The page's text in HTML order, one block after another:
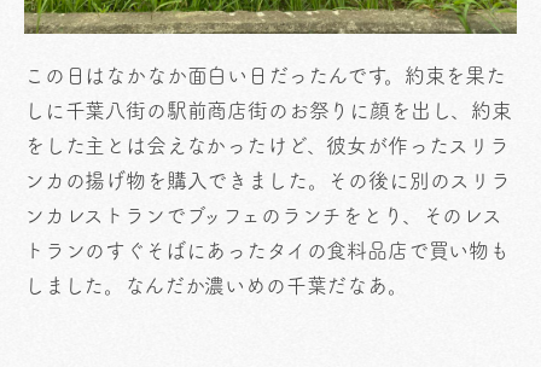
この日はなかなか面白い日だったんです。約束を果た
しに千葉八街の駅前商店街のお祭りに顔を出し、約束
をした主とは会えなかったけど、彼女が作ったスリラ
ンカの揚げ物を購入できました。その後に別のスリラ
ンカレストランでブッフェのランチをとり、そのレス
トランのすぐそばにあったタイの食料品店で買い物も
しました。なんだか濃いめの千葉だなあ。